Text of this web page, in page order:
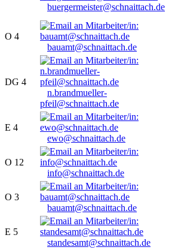
buergermeister@schnaittach.de
O 4
bauamt@schnaittach.de
DG 4
n.brandmueller-
pfeil@schnaittach.de
E 4
ewo@schnaittach.de
O 12
info@schnaittach.de
O 3
bauamt@schnaittach.de
E 5
standesamt@schnaittach.de